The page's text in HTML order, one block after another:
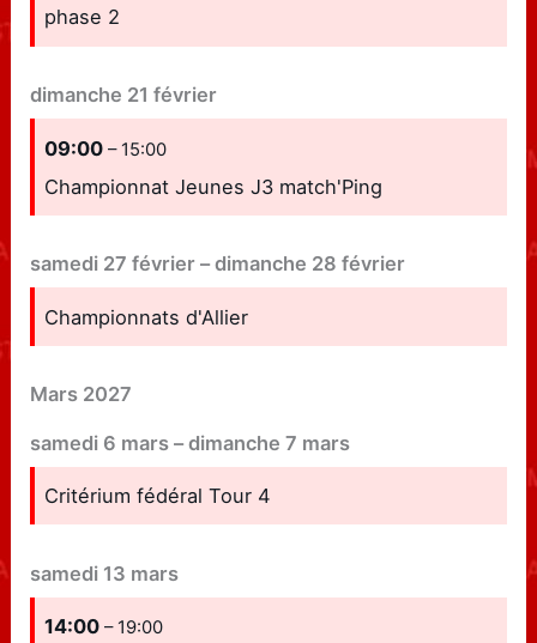
phase 2
dimanche 21 février
09:00– 15:00
Championnat Jeunes J3 match'Ping
samedi 27 février –dimanche 28 février
Championnats d'Allier
Mars 2027
samedi 6 mars –dimanche 7 mars
Critérium fédéral Tour 4
samedi 13 mars
14:00– 19:00